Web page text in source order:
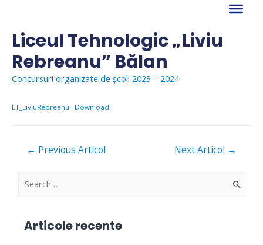
contentLiceul Tehnologic „Liviu
Rebreanu” Bălan
Concursuri organizate de școli 2023 – 2024
LT_LiviuRebreanu Download
Navigare
← Previous Articol Next Articol →
S
Articole recente